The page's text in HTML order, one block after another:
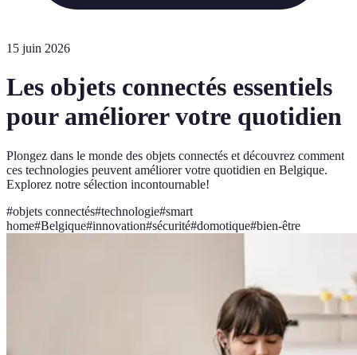
15 juin 2026
Les objets connectés essentiels
pour améliorer votre quotidien
Plongez dans le monde des objets connectés et découvrez comment
ces technologies peuvent améliorer votre quotidien en Belgique.
Explorez notre sélection incontournable!
#objets connectés#technologie#smart
home#Belgique#innovation#sécurité#domotique#bien-être